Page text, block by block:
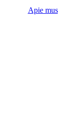
Apie mus